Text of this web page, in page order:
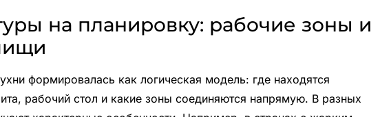
на планировку: рабочие зоны и
формировалась как логическая модель: где находятся
рабочий стол и какие зоны соединяются напрямую. В разных